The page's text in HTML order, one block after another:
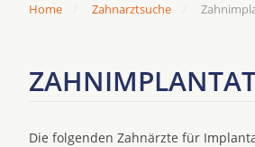
Home Zahnarztsuche
Die folgenden Zahnärzte für